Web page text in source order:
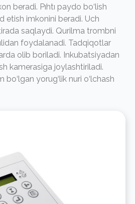
beradi. Pıhtı paydo bo‘lish
etish imkonini beradi. Uch
saqlaydi. Qurilma trombni
foydalanadi. Tadqiqotlar
olib boriladi. Inkubatsiyadan
kamerasiga joylashtiriladi.
bo‘lgan yorug‘lik nuri o‘lchash